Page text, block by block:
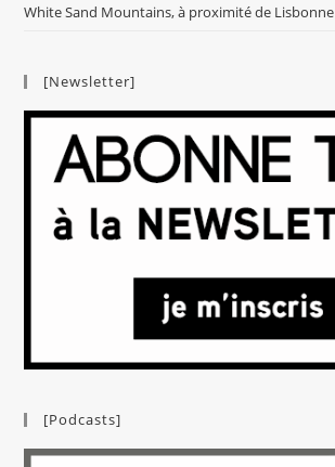
White Sand Mountains, à proximité de Lisbonne
[Newsletter]
[Podcasts]